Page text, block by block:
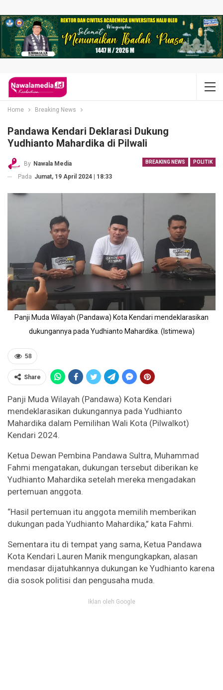
Home Breaking News
Pandawa Kendari Deklarasi Dukung
Yudhianto Mahardika di Pilwali
BREAKING NEWS POLITIK
By Nawala Media
Pada Jumat, 19 April 2024 | 18:33
Panji Muda Wilayah (Pandawa) Kota Kendari mendeklarasikan
dukungannya pada Yudhianto Mahardika. (Istimewa)
58
Share
Panji Muda Wilayah (Pandawa) Kota Kendari
mendeklarasikan dukungannya pada Yudhianto
Mahardika dalam Pemilihan Wali Kota (Pilwalkot)
Kendari 2024.
Ketua Dewan Pembina Pandawa Sultra, Muhammad
Fahmi mengatakan, dukungan tersebut diberikan ke
Yudhianto Mahardika setelah mereka mengadakan
pertemuan anggota.
“Hasil pertemuan itu anggota memilih memberikan
dukungan pada Yudhianto Mahardika,” kata Fahmi.
Sementara itu di tempat yang sama, Ketua Pandawa
Kota Kendari Lauren Manik mengungkapkan, alasan
mendasar dijatuhkannya dukungan ke Yudhianto karena
dia sosok politisi dan pengusaha muda.
Iklan oleh Google